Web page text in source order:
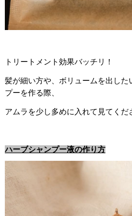
トリートメント効果バッチリ！
髪が細い方や、ボリュームを出した
プーを作る際、
アムラを少し多めに入れて見てくだ
ハーブシャンプー液の作り方